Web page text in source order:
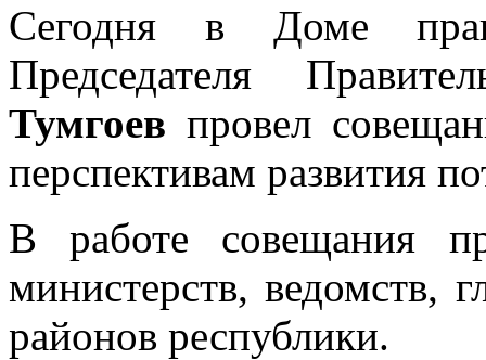
Сегодня в Доме
Председателя
Тумгоев провел
перспективам развития
В работе совещания
министерств, ведомств,
районов республики.